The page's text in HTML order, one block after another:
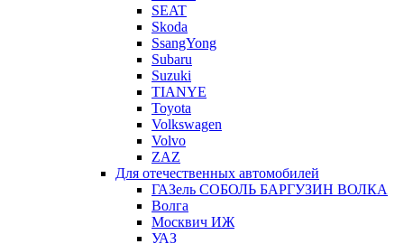
SEAT
Skoda
SsangYong
Subaru
Suzuki
TIANYE
Toyota
Volkswagen
Volvo
ZAZ
Для отечественных автомобилей
ГАЗель СОБОЛЬ БАРГУЗИН ВОЛКА
Волга
Москвич ИЖ
УАЗ